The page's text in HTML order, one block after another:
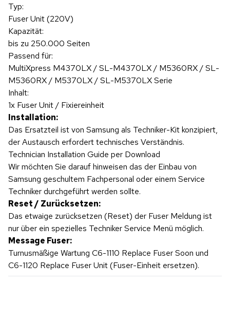
Typ:
Fuser Unit (220V)
Kapazität:
bis zu 250.000 Seiten
Passend für:
MultiXpress M4370LX / SL-M4370LX / M5360RX / SL-
M5360RX / M5370LX / SL-M5370LX Serie
Inhalt:
1x Fuser Unit / Fixiereinheit
Installation:
Das Ersatzteil ist von Samsung als Techniker-Kit konzipiert,
der Austausch erfordert technisches Verständnis.
Technician Installation Guide per Download
Wir möchten Sie darauf hinweisen das der Einbau von
Samsung geschultem Fachpersonal oder einem Service
Techniker durchgeführt werden sollte.
Reset / Zurücksetzen:
Das etwaige zurücksetzen (Reset) der Fuser Meldung ist
nur über ein spezielles Techniker Service Menü möglich.
Message Fuser:
Turnusmäßige Wartung C6-1110 Replace Fuser Soon und
C6-1120 Replace Fuser Unit (Fuser-Einheit ersetzen).